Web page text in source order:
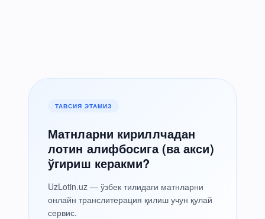
ТАВСИЯ ЭТАМИЗ
Матнларни кириллчадан
лотин алифбосига (ва акси)
ўгириш керакми?
UzLotin.uz — ўзбек тилидаги матнларни
онлайн транслитерация қилиш учун қулай
сервис.